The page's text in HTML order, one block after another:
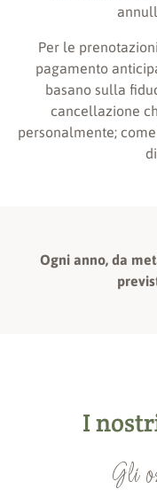
Per le
pagamento
basano sulla
cancellazione
personalmente;
Ogni anno, da
I
Gli